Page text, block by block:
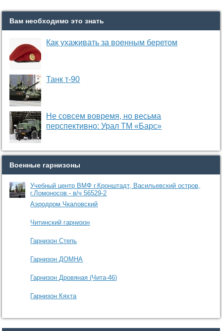
Вам необходимо это знать
Как ухаживать за военным беретом
Танк т-90
Не совсем вовремя, но весьма
перспективно: Урал ТМ «Барс»
Военные гарнизоны
Учебный центр ВМФ г.Кронштадт, Васильевский остров,
г.Ломоносов - в/ч 56529-2
Аэродром Чкаловский
Читинский гарнизон
Гарнизон Степь
Гарнизон ДОМНА
Гарнизон Дровяная (Чита-46)
Гарнизон Кяхта